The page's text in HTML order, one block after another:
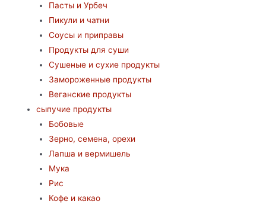
Пасты и Урбеч
Пикули и чатни
Соусы и приправы
Продукты для суши
Сушеные и сухие продукты
Замороженные продукты
Веганские продукты
сыпучие продукты
Бобовые
Зерно, семена, орехи
Лапша и вермишель
Мука
Рис
Кофе и какао